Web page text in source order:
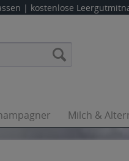
| kostenlose
Milch &